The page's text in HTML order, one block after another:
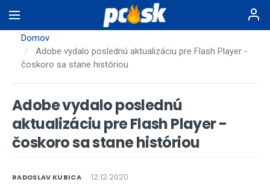
na
hlavnýDomov
Adobe vydalo poslednú aktualizáciu pre Flash Player -
čoskoro sa stane históriou
Adobe vydalo poslednú
aktualizáciu pre Flash Player -
čoskoro sa stane históriou
RADOSLAV KUBICA 12.12.2020